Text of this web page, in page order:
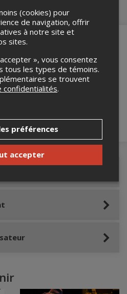
que vous n'êtes pas un
ci-bas.
(cookies) pour
de navigation, offrir
à notre site et
sites.
», vous consentez
tous les types de témoins.
se trouvent
confidentialités.
préférences
accepter